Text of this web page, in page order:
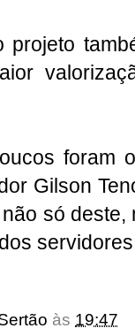
projeto
foram
Gilson
só
às 19:47